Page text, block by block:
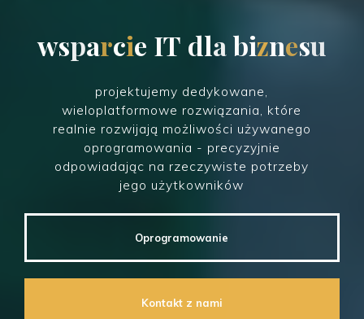
wsp p
arc
c ie IT d d
labb
iznesu
projektujemy dedykowane,
wieloplatformowe rozwiązania, które
realnie rozwijają możliwości używanego
oprogramowania - precyzyjnie
odpowiadając na rzeczywiste potrzeby
jego użytkowników
Oprogramowanie
Kontakt z nami